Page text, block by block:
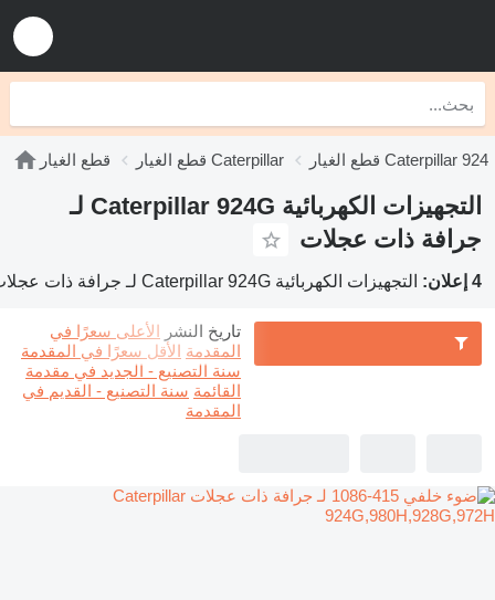
قطع الغيار قطع الغيار Caterpillar قطع الغيار Caterpillar 924
التجهيزات الكهربائية Caterpillar 924G لـ
جرافة ذات عجلات
4 إعلان: التجهيزات الكهربائية Caterpillar 924G لـ جرافة ذات عجلات
تاريخ النشر الأعلى سعرًا في
المقدمة الأقل سعرًا في المقدمة
سنة التصنيع - الجديد في مقدمة
القائمة سنة التصنيع - القديم في
المقدمة